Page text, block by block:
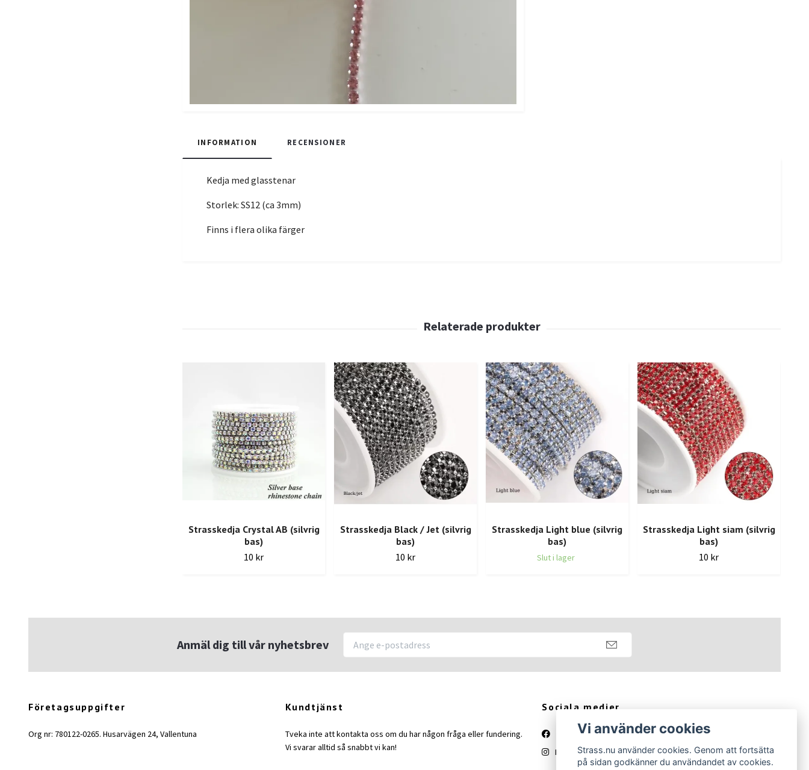
INFORMATION RECENSIONER
Kedja med glasstenar
Storlek: SS12 (ca 3mm)
Finns i flera olika färger
Strasskedja Crystal AB (silvrig
bas)
10 kr
Strasskedja Black / Jet (silvrig
bas)
10 kr
Strasskedja Light blue (silvrig
bas)
Slut i lager
Strasskedja Light siam (silvrig
bas)
10 kr
Anmäl dig till vår nyhetsbrev
Företagsuppgifter
Org nr: 780122-0265. Husarvägen 24, Vallentuna
Kundtjänst
Tveka inte att kontakta oss om du har någon fråga eller fundering.
Vi svarar alltid så snabbt vi kan!
Sociala medier
Facebook
Instagram
Vi använder cookies
Strass.nu använder cookies. Genom att fortsätta
på sidan godkänner du användandet av cookies.